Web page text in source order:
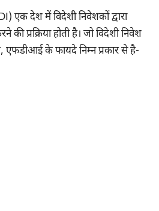
एक देश में विदेशी निवेशकों द्वारा
की प्रक्रिया होती है। जो विदेशी निवेश
के फायदे निम्न प्रकार से है-